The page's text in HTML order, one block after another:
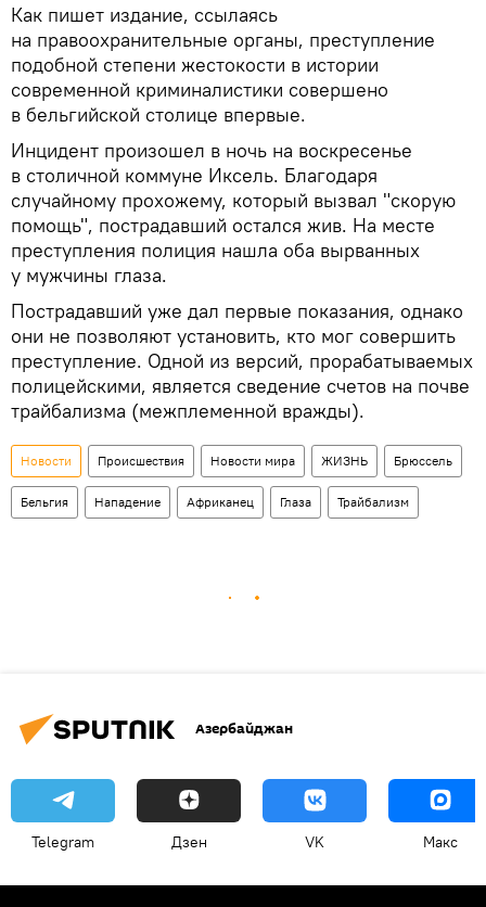
Как пишет издание, ссылаясь
на правоохранительные органы, преступление
подобной степени жестокости в истории
современной криминалистики совершено
в бельгийской столице впервые.
Инцидент произошел в ночь на воскресенье
в столичной коммуне Иксель. Благодаря
случайному прохожему, который вызвал "скорую
помощь", пострадавший остался жив. На месте
преступления полиция нашла оба вырванных
у мужчины глаза.
Пострадавший уже дал первые показания, однако
они не позволяют установить, кто мог совершить
преступление. Одной из версий, прорабатываемых
полицейскими, является сведение счетов на почве
трайбализма (межплеменной вражды).
Новости Происшествия Новости мира ЖИЗНЬ Брюссель
Бельгия Нападение Африканец Глаза Трайбализм
Азербайджан
Telegram Дзен VK Макс